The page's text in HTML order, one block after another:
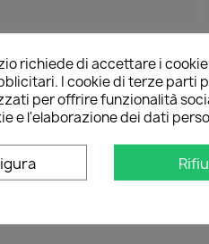
per
richiede di accettare i
I cookie di terze parti
per offrire funzionalità
e l'elaborazione dei dati